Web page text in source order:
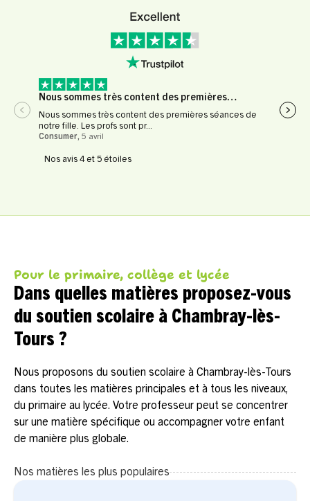
Nous sommes très content des premières…
Nous sommes très content des premières séances de
notre fille. Les profs sont pr...
Consumer, 5 avril
Nos avis 4 et 5 étoiles
Pour le primaire, collège et lycée
Dans quelles matières proposez-vous
du soutien scolaire à Chambray-lès-
Tours ?
Nous proposons du soutien scolaire à Chambray-lès-Tours
dans toutes les matières principales et à tous les niveaux,
du primaire au lycée. Votre professeur peut se concentrer
sur une matière spécifique ou accompagner votre enfant
de manière plus globale.
Nos matières les plus populaires